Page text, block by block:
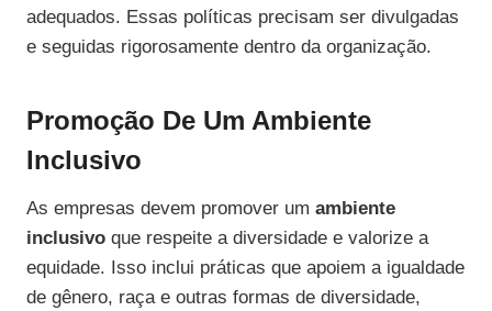
adequados. Essas políticas precisam ser divulgadas
e seguidas rigorosamente dentro da organização.
Promoção De Um Ambiente
Inclusivo
As empresas devem promover um ambiente
inclusivo que respeite a diversidade e valorize a
equidade. Isso inclui práticas que apoiem a igualdade
de gênero, raça e outras formas de diversidade,